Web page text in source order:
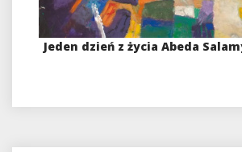
Jeden dzień z życia Abeda